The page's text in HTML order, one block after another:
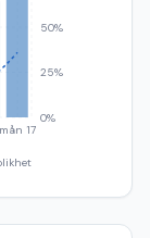
mån 17
0%
25%
50%